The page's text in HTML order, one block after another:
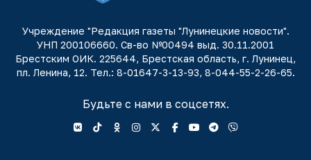
Учреждение "Редакция газеты "Лунинецкие новости".
УНП 200106660. Св-во №00494 выд. 30.11.2001
Брестским ОИК. 225644, Брестская область, г. Лунинец,
пл. Ленина, 12. Тел.: 8-01647-3-13-93, 8-044-55-2-26-65.
Будьте с нами в соцсетях.